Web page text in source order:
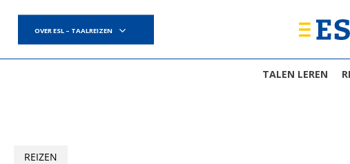
main
content
OVER ESL – TAALREIZEN
TALEN LEREN
REIZEN